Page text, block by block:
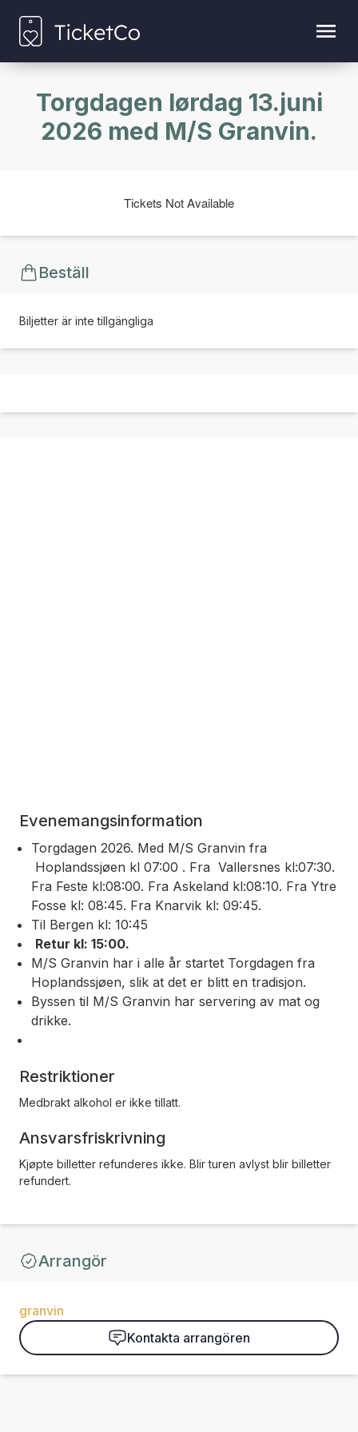
Torgdagen lørdag 13.juni
2026 med M/S Granvin.
Tickets Not Available
Beställ
Biljetter är inte tillgängliga
Evenemangsinformation
Torgdagen 2026. Med M/S Granvin fra
Hoplandssjøen kl 07:00 . Fra Vallersnes kl:07:30.
Fra Feste kl:08:00. Fra Askeland kl:08:10. Fra Ytre
Fosse kl: 08:45. Fra Knarvik kl: 09:45.
Til Bergen kl: 10:45
Retur kl: 15:00.
M/S Granvin har i alle år startet Torgdagen fra
Hoplandssjøen, slik at det er blitt en tradisjon.
Byssen til M/S Granvin har servering av mat og
drikke.
Restriktioner
Medbrakt alkohol er ikke tillatt.
Ansvarsfriskrivning
Kjøpte billetter refunderes ikke. Blir turen avlyst blir billetter
refundert.
Arrangör
granvin
Kontakta arrangören